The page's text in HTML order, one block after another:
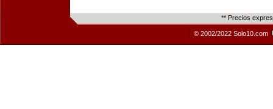
** Precios
© 2002/2022 Solo10.com